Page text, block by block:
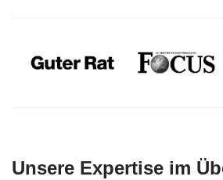
Unsere Expertise im